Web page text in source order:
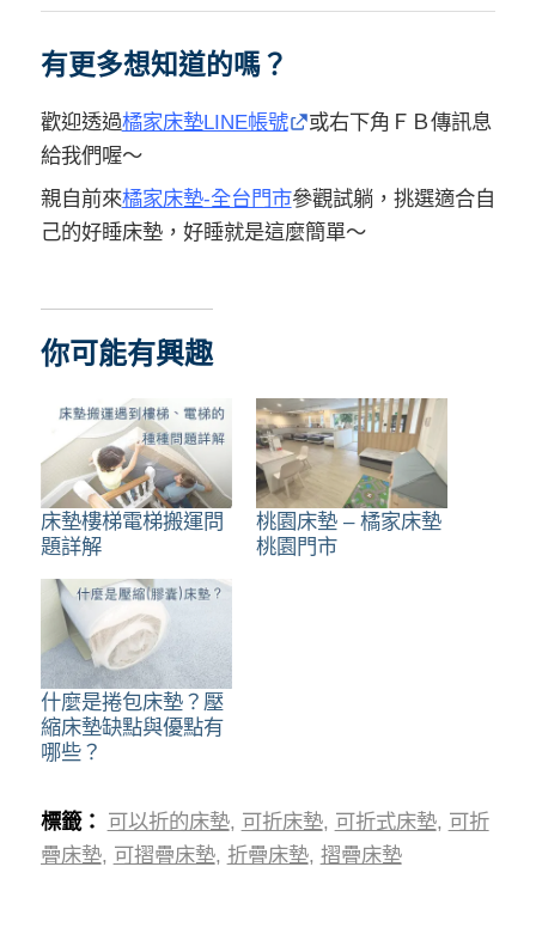
有更多想知道的嗎？
歡迎透過橘家床墊LINE帳號
或右下角ＦＢ傳訊息
給我們喔～
親自前來橘家床墊-全台門市參觀試躺，挑選適合自
己的好睡床墊，好睡就是這麼簡單～
你可能有興趣
床墊樓梯電梯搬運問
題詳解
桃園床墊 – 橘家床墊
桃園門市
什麼是捲包床墊？壓
縮床墊缺點與優點有
哪些？
標籤： 可以折的床墊, 可折床墊, 可折式床墊, 可折
疊床墊, 可摺疊床墊, 折疊床墊, 摺疊床墊